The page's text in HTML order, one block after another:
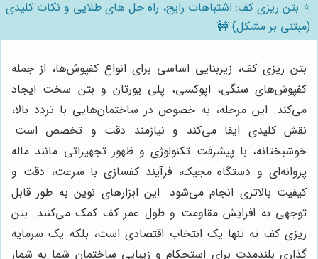
⭐️ بتن ریزی کف: اشتباهات رایج، راه حل های طلایی و نکات کلیدی
(مبتنی بر مشکل) 🚧
بتن ریزی کف، زیربنایی اساسی برای انواع کفپوش‌ها، از جمله
کفپوش‌های سنگی، اپوکسی، پلی یورتان و بتن سخت ایجاد
می‌کند. این مرحله، به خصوص در ساختمان‌هایی با تردد بالا،
نقش کلیدی ایفا می‌کند و نیازمند دقت و تخصص است.
خوشبختانه، با پیشرفت تکنولوژی و ظهور تجهیزاتی مانند ماله
پروانه‌ای و دستگاه مجیک، فرآیند کفسازی با سرعت، دقت و
کیفیت بالاتری انجام می‌شود. این ابزارهای نوین به طور قابل
توجهی به افزایش مقاومت و طول عمر کف کمک می‌کنند. بتن
ریزی کف نه تنها یک انتخاب اقتصادی است، بلکه یک سرمایه
گذاری بلندمدت برای استحکام و زیبایی ساختمان شما به شمار